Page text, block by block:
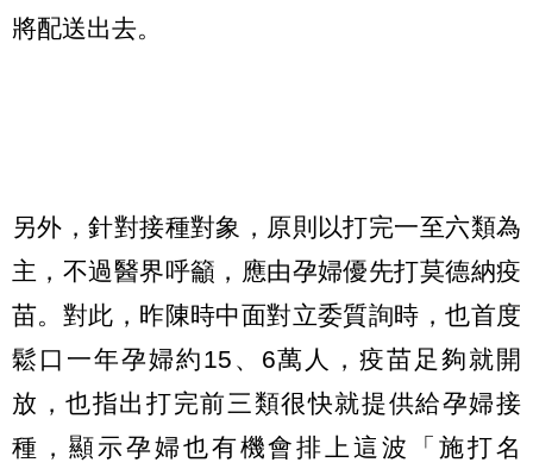
將配送出去。
另外，針對接種對象，原則以打完一至六類為
主，不過醫界呼籲，應由孕婦優先打莫德納疫
苗。對此，昨陳時中面對立委質詢時，也首度
鬆口一年孕婦約15、6萬人，疫苗足夠就開
放，也指出打完前三類很快就提供給孕婦接
種，顯示孕婦也有機會排上這波「施打名